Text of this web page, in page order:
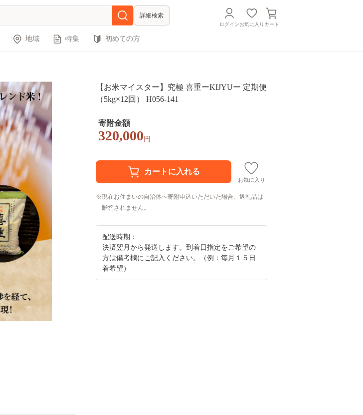
詳細検索
ログインお気に入り カート
地域 特集 初めての方
【お米マイスター】究極 喜重ーKIJYUー 定期便
（5kg×12回） H056-141
寄附金額
320,000 円
お気に入り
現在お住まいの自治体へ寄附申込いただいた場合、返礼品は
贈答されません。
配送時期：
決済翌月から発送します。到着日指定をご希望の
方は備考欄にご記入ください。（例：毎月１５日
着希望）